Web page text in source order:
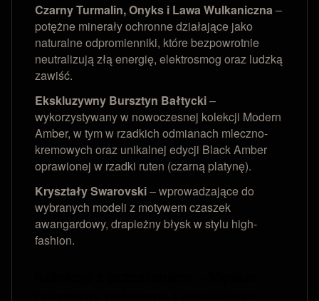
Czarny Turmalin, Onyks i Lawa Wulkaniczna–
potężne minerały ochronne działające jako
naturalne odpromienniki, które bezpowrotnie
neutralizują złą energię, elektrosmog oraz ludzką
zawiść.
Ekskluzywny Bursztyn Bałtycki–
wykorzystywany w nowoczesnej kolekcji Modern
Amber, w tym w rzadkich odmianach mleczno-
kremowych oraz unikalnej edycji Black Amber
oprawionej w rzadki ruten (czarną platynę).
Kryształy Swarovski– wprowadzające do
wybranych modeli z motywem czaszek
awangardowy, drapieżny błysk w stylu high-
fashion.